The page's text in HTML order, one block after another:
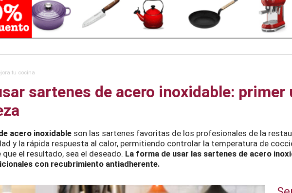
tu cocina
sartenes de acero inoxidable: primer
acero inoxidable son las sartenes favoritas de los profesionales de la
y la rápida respuesta al calor, permitiendo controlar la temperatura de
que el resultado, sea el deseado. La forma de usar las sartenes de acero
con recubrimiento antiadherente.